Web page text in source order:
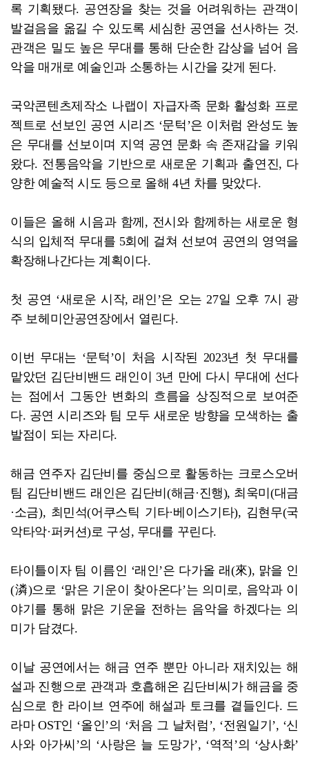
록 기획됐다. 공연장을 찾는 것을 어려워하는 관객이
발걸음을 옮길 수 있도록 세심한 공연을 선사하는 것.
관객은 밀도 높은 무대를 통해 단순한 감상을 넘어 음
악을 매개로 예술인과 소통하는 시간을 갖게 된다.
국악콘텐츠제작소 나랩이 자급자족 문화 활성화 프로
젝트로 선보인 공연 시리즈 ‘문턱’은 이처럼 완성도 높
은 무대를 선보이며 지역 공연 문화 속 존재감을 키워
왔다. 전통음악을 기반으로 새로운 기획과 출연진, 다
양한 예술적 시도 등으로 올해 4년 차를 맞았다.
이들은 올해 시음과 함께, 전시와 함께하는 새로운 형
식의 입체적 무대를 5회에 걸쳐 선보여 공연의 영역을
확장해나간다는 계획이다.
첫 공연 ‘새로운 시작, 래인’은 오는 27일 오후 7시 광
주 보헤미안공연장에서 열린다.
이번 무대는 ‘문턱’이 처음 시작된 2023년 첫 무대를
맡았던 김단비밴드 래인이 3년 만에 다시 무대에 선다
는 점에서 그동안 변화의 흐름을 상징적으로 보여준
다. 공연 시리즈와 팀 모두 새로운 방향을 모색하는 출
발점이 되는 자리다.
해금 연주자 김단비를 중심으로 활동하는 크로스오버
팀 김단비밴드 래인은 김단비(해금·진행), 최욱미(대금
·소금), 최민석(어쿠스틱 기타·베이스기타), 김현무(국
악타악·퍼커션)로 구성, 무대를 꾸린다.
타이틀이자 팀 이름인 ‘래인’은 다가올 래(來), 맑을 인
(潾)으로 ‘맑은 기운이 찾아온다’는 의미로, 음악과 이
야기를 통해 맑은 기운을 전하는 음악을 하겠다는 의
미가 담겼다.
이날 공연에서는 해금 연주 뿐만 아니라 재치있는 해
설과 진행으로 관객과 호흡해온 김단비씨가 해금을 중
심으로 한 라이브 연주에 해설과 토크를 곁들인다. 드
라마 OST인 ‘올인’의 ‘처음 그 날처럼’, ‘전원일기’, ‘신
사와 아가씨’의 ‘사랑은 늘 도망가’, ‘역적’의 ‘상사화’